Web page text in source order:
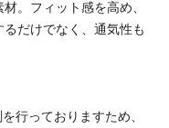
。フィット感を高め、
だけでなく、通気性も
行っておりますため、